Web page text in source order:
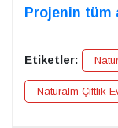
Projenin tüm
Etiketler:
Naturalm Çiftlik